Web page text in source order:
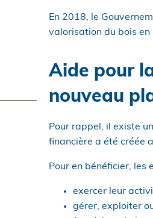
En 2018, le
valorisation du bois en
Aide pour
nouveau
Pour rappel, il existe
financière a été créée
Pour en bénéficier, les
exercer leur
gérer, exploiter